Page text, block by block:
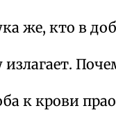
же, кто в
к крови